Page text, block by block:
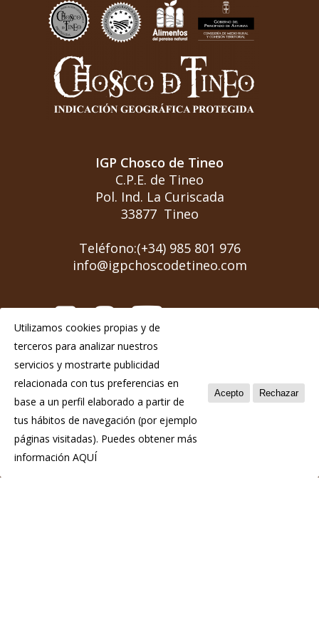
IGP Chosco de Tineo
C.P.E. de Tineo
Pol. Ind. La Curiscada
33877 Tineo
Teléfono:(+34) 985 801 976
info@igpchoscodetineo.com
Aviso Legal
Política de privacidad
Política de cookies
Utilizamos cookies propias y de
terceros para analizar nuestros
servicios y mostrarte publicidad
relacionada con tus preferencias en
base a un perfil elaborado a partir de
tus hábitos de navegación (por ejemplo
páginas visitadas). Puedes obtener más
información AQUÍ
Acepto Rechazar